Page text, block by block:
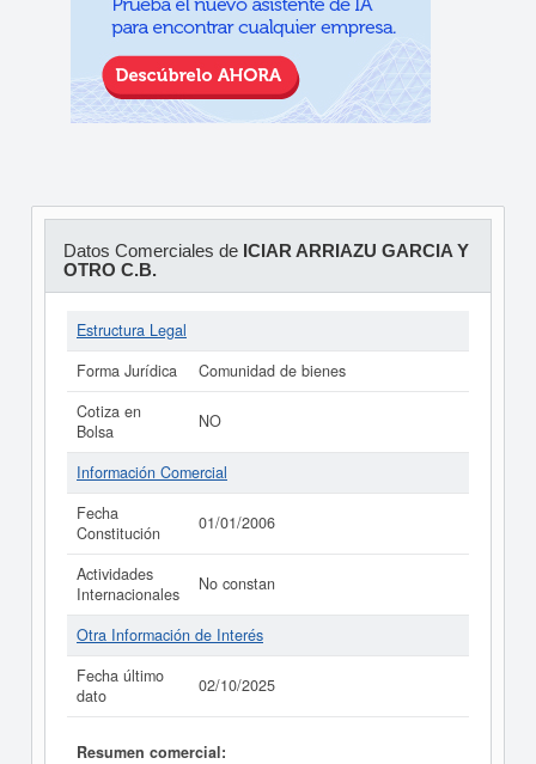
Datos Comerciales de ICIAR ARRIAZU GARCIA Y
OTRO C.B.
Estructura Legal
Forma Jurídica
Comunidad de bienes
Cotiza en
Bolsa
NO
Información Comercial
Fecha
Constitución
01/01/2006
Actividades
Internacionales
No constan
Otra Información de Interés
Fecha último
dato
02/10/2025
Resumen comercial: